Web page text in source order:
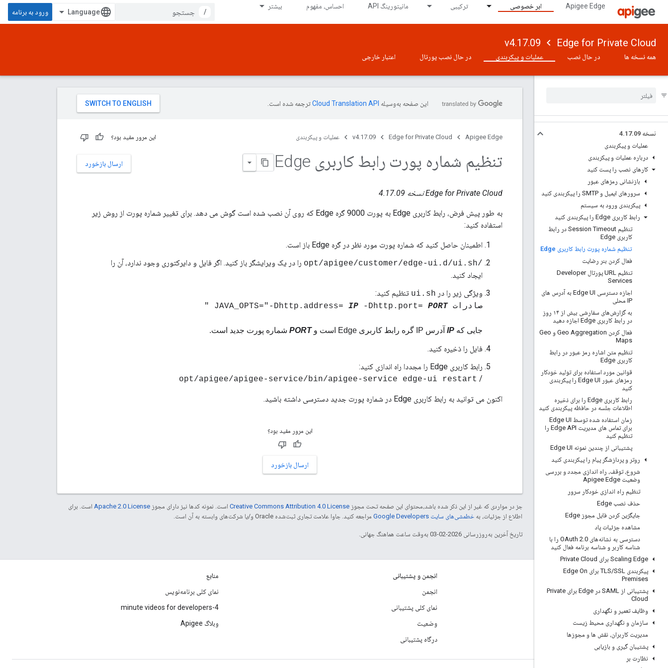
Apigee Edge ابر خصوصی ترکیبی مانیتورینگ API احساس، مفهوم بیشتر
/ ورود به برنامه
Edge for Private Cloud
v4.17.09
همه نسخه ها در حال نصب عملیات و پیکربندی در حال نصب پورتال اعتبار خارجی
نسخه 4 .17.09
عملیات و پیکربندی
درباره عملیات و پیکربندی
کارهای نصب را پست کنید
بازنشانی رمزهای عبور
سرورهای ایمیل و SMTP را پیکربندی کنید
پیکربندی ورود به سیستم
رابط کاربری Edge را پیکربندی کنید
تنظیم Session Timeout در رابط
کاربری Edge
تنظیم شماره پورت رابط کاربری Edge
فعال کردن بنر رضایت
تنظیم URL پورتال Developer
Services
اجازه دسترسی Edge UI به آدرس های
IP محلی
به گزارش‌های سفارشی بیش از ۱۴ روز
در رابط کاربری Edge اجازه دهید
فعال کردن Geo Aggregation و Geo
Maps
تنظیم متن اشاره رمز عبور در رابط
کاربری Edge
قوانین مورد استفاده برای تولید خودکار
رمزهای عبور Edge UI را پیکربندی
کنید
رابط کاربری Edge را برای ذخیره
اطلاعات جلسه در حافظه پیکربندی کنید
زمان استفاده شده توسط Edge UI
برای تماس های مدیریت Edge API را
تنظیم کنید
پشتیبانی از چندین نمونه Edge UI
روتر و پردازشگر پیام را پیکربندی کنید
شروع، توقف، راه اندازی مجدد و بررسی
وضعیت Apigee Edge
تنظیم راه اندازی خودکار سرور
حذف نصب Edge
جایگزین کردن فایل مجوز Edge
مشاهده جزئیات پاد
دسترسی به نشانه‌های OAuth 2
.
0 را با
شناسه کاربر و شناسه برنامه فعال کنید
Scaling Edge برای Private Cloud
پیکربندی TLS
/
SSL برای Edge On
Premises
پشتیبانی از SAML در Edge برای Private
Cloud
وظایف تعمیر و نگهداری
سازمان و نگهداری محیط زیست
مدیریت کاربران، نقش ها و مجوزها
پشتیبان گیری و بازیابی
نظارت بر
این صفحه به‌وسیله ترجمه شده است.
Apigee Edge
Edge for Private Cloud
v4.17.09 عملیات و پیکربندی این مرور مفید بود؟
ارسال بازخورد تنظیم شماره پورت رابط کاربری Edge
Edge for Private Cloud نسخه 4.17.09
به طور پیش فرض، رابط کاربری Edge به پورت 9000 گره Edge که روی آن نصب شده است گوش می دهد. برای تغییر شماره پورت از روش زیر
استفاده کنید:
اطمینان حاصل کنید که شماره پورت مورد نظر در گره Edge باز است.
/opt/apigee/customer/edge-ui.d/ui.sh
را در یک ویرایشگر باز کنید. اگر فایل و دایرکتوری وجود ندارد، آن را
ایجاد کنید.
ویژگی زیر را در ui.sh تنظیم کنید:
صادرات JAVA_OPTS="-Dhttp.address= IP -Dhttp.port= PORT
"
جایی که IP آدرس IP گره رابط کاربری Edge است و PORT شماره پورت جدید است.
فایل را ذخیره کنید.
رابط کاربری Edge را مجددا راه اندازی کنید:
/
opt/apigee/apigee-service/bin/apigee-service edge-ui restart
اکنون می توانید به رابط کاربری Edge در شماره پورت جدید دسترسی داشته باشید.
این مرور مفید بود؟
ارسال بازخورد
جز در مواردی که غیر از این ذکر شده باشد،‌محتوای این صفحه تحت مجوز Creative Commons Attribution 4.0 License است. نمونه کدها نیز دارای مجوز Apache 2.0 License است. برای
اطلاع از جزئیات، به خطمشی‌های سایت Google Developers‏ مراجعه کنید. جاوا علامت تجاری ثبت‌شده Oracle و/یا شرکت‌های وابسته به آن است.
تاریخ آخرین به‌روزرسانی 2026-02-03 به‌وقت ساعت هماهنگ جهانی.
درباره Apigee
We're part of Google
رویدادها
شرکا
ای-کتاب و پخش اینترنتی
انجمن و پشتیبانی
انجمن
نمای کلی پشتیبانی
وضعیت
درگاه پشتیبانی
منابع
نمای کلی برنامه‌نویس
4-minute videos for developers
وبلاگ Apigee